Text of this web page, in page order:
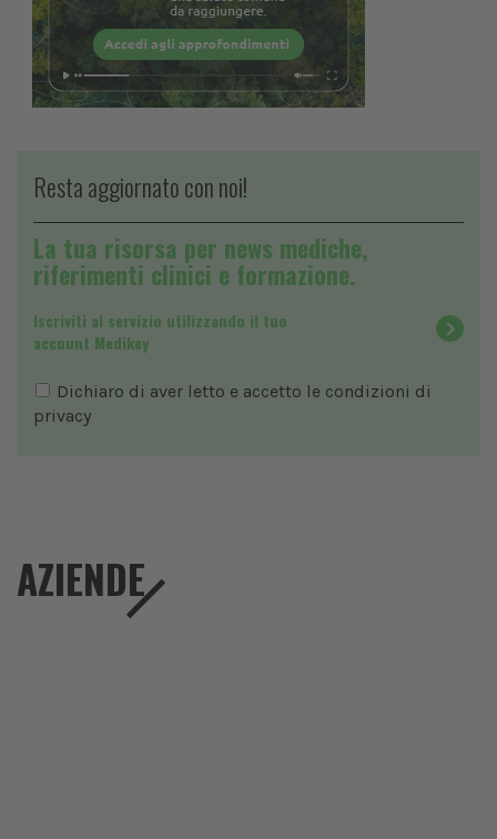
Resta aggiornato con noi!
La tua risorsa per news mediche,
riferimenti clinici e formazione.
Iscriviti al servizio utilizzando il tuo
account Medikey
Dichiaro di aver letto e accetto le condizioni di
privacy
AZIENDE